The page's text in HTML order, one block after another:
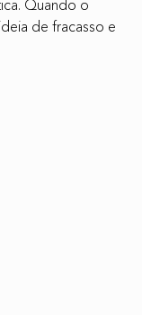
Quando o
de fracasso e